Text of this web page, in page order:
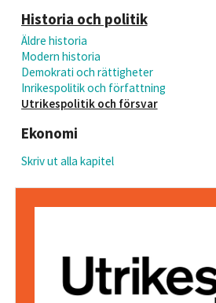
Historia och politik
Äldre historia
Modern historia
Demokrati och rättigheter
Inrikespolitik och författning
Utrikespolitik och försvar
Ekonomi
Skriv ut alla kapitel